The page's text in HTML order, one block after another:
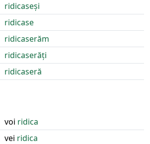
ridicaseși
ridicase
ridicaserăm
ridicaserăți
ridicaseră
voi ridica
vei ridica